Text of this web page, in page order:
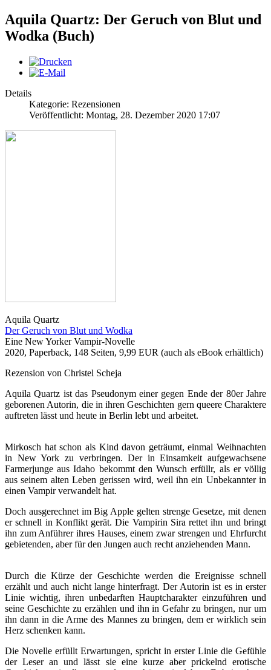
Aquila Quartz: Der Geruch von Blut und
Wodka (Buch)
Details
Kategorie: Rezensionen
Veröffentlicht: Montag, 28. Dezember 2020 17:07
Aquila Quartz
Der Geruch von Blut und Wodka
Eine New Yorker Vampir-Novelle
2020, Paperback, 148 Seiten, 9,99 EUR (auch als eBook erhältlich)
Rezension von Christel Scheja
Aquila Quartz ist das Pseudonym einer gegen Ende der 80er Jahre
geborenen Autorin, die in ihren Geschichten gern queere Charaktere
auftreten lässt und heute in Berlin lebt und arbeitet.
Mirkosch hat schon als Kind davon geträumt, einmal Weihnachten
in New York zu verbringen. Der in Einsamkeit aufgewachsene
Farmerjunge aus Idaho bekommt den Wunsch erfüllr, als er völlig
aus seinem alten Leben gerissen wird, weil ihn ein Unbekannter in
einen Vampir verwandelt hat.
Doch ausgerechnet im Big Apple gelten strenge Gesetze, mit denen
er schnell in Konflikt gerät. Die Vampirin Sira rettet ihn und bringt
ihn zum Anführer ihres Hauses, einem zwar strengen und Ehrfurcht
gebietenden, aber für den Jungen auch recht anziehenden Mann.
Durch die Kürze der Geschichte werden die Ereignisse schnell
erzählt und auch nicht lange hinterfragt. Der Autorin ist es in erster
Linie wichtig, ihren unbedarften Hauptcharakter einzuführen und
seine Geschichte zu erzählen und ihn in Gefahr zu bringen, nur um
ihn dann in die Arme des Mannes zu bringen, dem er wirklich sein
Herz schenken kann.
Die Novelle erfüllt Erwartungen, spricht in erster Linie die Gefühle
der Leser an und lässt sie eine kurze aber prickelnd erotische